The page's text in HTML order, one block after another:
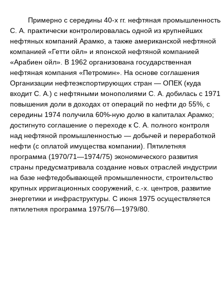
Примерно с середины 40-х гг. нефтяная промышленность
С. А. практически контролировалась одной из крупнейших
нефтяных компаний Арамко, а также американской нефтяной
компанией «Гетти ойл» и японской нефтяной компанией
«Арабиен ойл». В 1962 организована государственная
нефтяная компания «Петромин». На основе соглашения
Организации нефтеэкспортирующих стран — ОПЕК (куда
входит С. А.) с нефтяными монополиями С. А. добилась с 1971
повышения доли в доходах от операций по нефти до 55%, с
середины 1974 получила 60%-ную долю в капиталах Арамко;
достигнуто соглашение о переходе к С. А. полного контроля
над нефтяной промышленностью — добычей и переработкой
нефти (с оплатой имущества компании). Пятилетняя
программа (1970/71—1974/75) экономического развития
страны предусматривала создание новых отраслей индустрии
на базе нефтедобывающей промышленности, строительство
крупных ирригационных сооружений, с.-х. центров, развитие
энергетики и инфраструктуры. С июня 1975 осуществляется
пятилетняя программа 1975/76—1979/80.